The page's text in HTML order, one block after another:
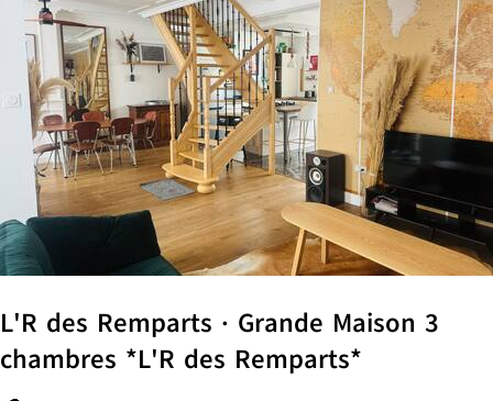
L'R des Remparts · Grande Maison 3
chambres *L'R des Remparts*